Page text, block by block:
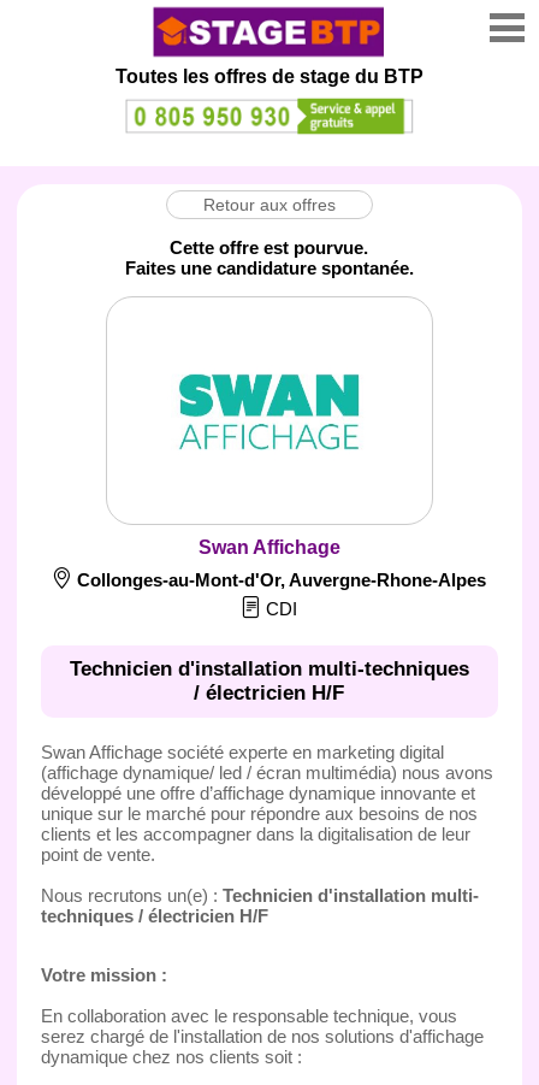
Toutes les offres de stage du BTP
Retour aux offres
Cette offre est pourvue.
Faites une candidature spontanée.
Swan Affichage
Collonges-au-Mont-d'Or,Auvergne-Rhone-Alpes
CDI
Technicien d'installation multi-techniques
/ électricien H/F
Swan Affichage société experte en marketing digital
(affichage dynamique/ led / écran multimédia) nous avons
développé une offre d’affichage dynamique innovante et
unique sur le marché pour répondre aux besoins de nos
clients et les accompagner dans la digitalisation de leur
point de vente.
Nous recrutons un(e) : Technicien d'installation multi-
techniques / électricien H/F
Votre mission :
En collaboration avec le responsable technique, vous
serez chargé de l'installation de nos solutions d'affichage
dynamique chez nos clients soit :